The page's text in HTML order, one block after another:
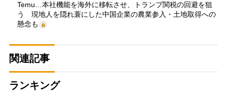
Temu…本社機能を海外に移転させ、トランプ関税の回避を狙
う 現地人を隠れ蓑にした中国企業の農業参入・土地取得への
懸念も
関連記事
ランキング